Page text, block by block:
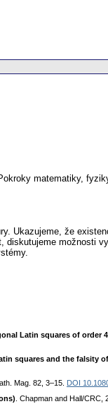
matematiky,
Ukazujeme, že
možnosti
Latin squares of order
squares and the falsity of
Mag. 82, 3–15. DOI
. Chapman and Hall/CRC,